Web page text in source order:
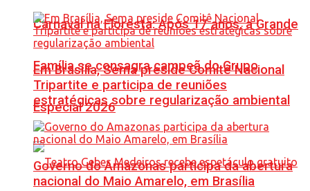
Carnaval na Floresta: Após 17 anos, a Grande
Família se consagra campeã do Grupo
Especial 2026
Em Brasília, Sema preside Comitê Nacional
Tripartite e participa de reuniões
estratégicas sobre regularização ambiental
Governo do Amazonas participa da abertura
nacional do Maio Amarelo, em Brasília